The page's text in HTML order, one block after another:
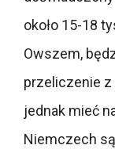
około 15-18
Owszem,
przeliczenie z
jednak mieć
Niemczech